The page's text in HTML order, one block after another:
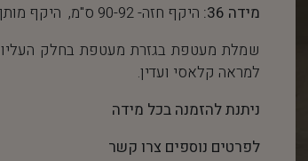
מידה 36:
היקף חזה- 90-92 ס"מ, היקף מותן- 68 ס"מ
שמלת מעטפת בגזרת מעטפת בחלק
למראה קלאסי ועדין.
ניתנת להזמנה בכל מידה
לפרטים נוספים צרו קשר